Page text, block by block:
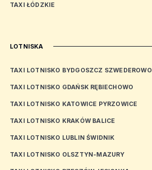
TAXI ŁÓDZKIE
LOTNISKA
TAXI LOTNISKO BYDGOSZCZ SZWEDEROWO
TAXI LOTNISKO GDAŃSK RĘBIECHOWO
TAXI LOTNISKO KATOWICE PYRZOWICE
TAXI LOTNISKO KRAKÓW BALICE
TAXI LOTNISKO LUBLIN ŚWIDNIK
TAXI LOTNISKO OLSZTYN-MAZURY